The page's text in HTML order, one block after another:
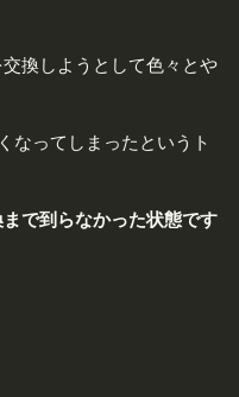
換しようとして色々とや
なってしまったというト
で到らなかった状態です